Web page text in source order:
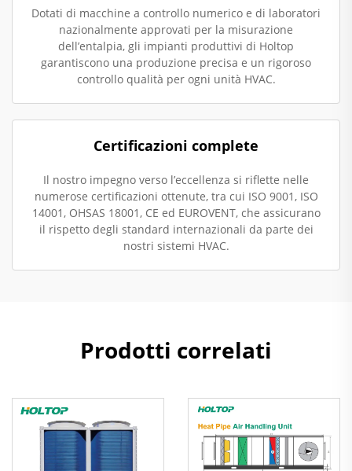
Dotati di macchine a controllo numerico e di laboratori
nazionalmente approvati per la misurazione
dell’entalpia, gli impianti produttivi di Holtop
garantiscono una produzione precisa e un rigoroso
controllo qualità per ogni unità HVAC.
Certificazioni complete
Il nostro impegno verso l’eccellenza si riflette nelle
numerose certificazioni ottenute, tra cui ISO 9001, ISO
14001, OHSAS 18001, CE ed EUROVENT, che assicurano
il rispetto degli standard internazionali da parte dei
nostri sistemi HVAC.
Prodotti correlati